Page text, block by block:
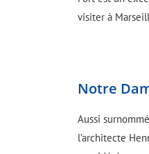
visiter à
Notre
Aussi
l’architecte